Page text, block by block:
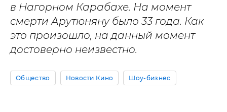
в Нагорном Карабахе. На момент
смерти Арутюняну было 33 года. Как
это произошло, на данный момент
достоверно неизвестно.
Общество Новости Кино Шоу-бизнес